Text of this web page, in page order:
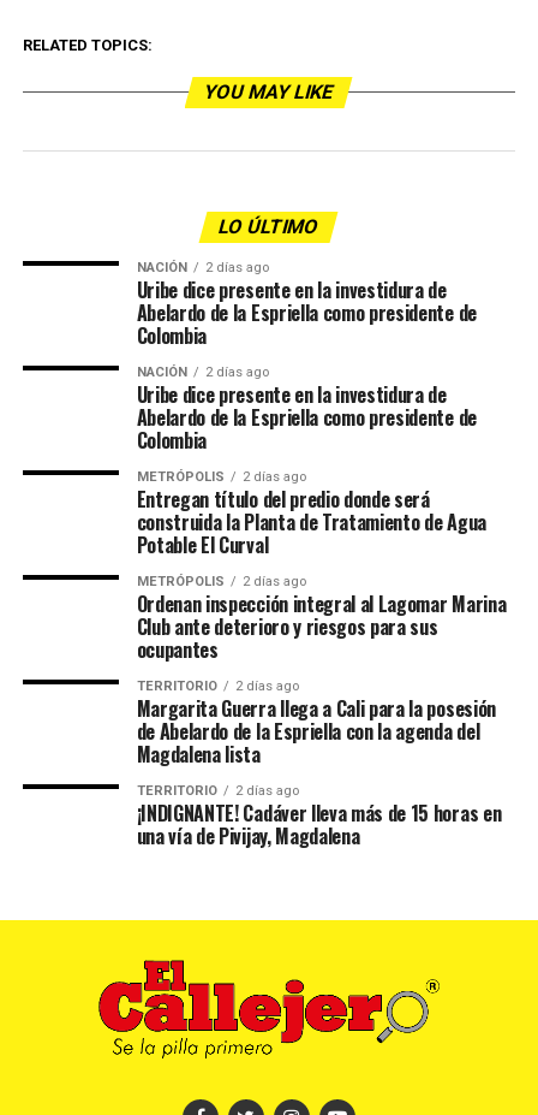
RELATED TOPICS:
YOU MAY LIKE
LO ÚLTIMO
NACIÓN 2 días ago
Uribe dice presente en la investidura de
Abelardo de la Espriella como presidente de
Colombia
NACIÓN 2 días ago
Uribe dice presente en la investidura de
Abelardo de la Espriella como presidente de
Colombia
METRÓPOLIS 2 días ago
Entregan título del predio donde será
construida la Planta de Tratamiento de Agua
Potable El Curval
METRÓPOLIS 2 días ago
Ordenan inspección integral al Lagomar Marina
Club ante deterioro y riesgos para sus
ocupantes
TERRITORIO 2 días ago
Margarita Guerra llega a Cali para la posesión
de Abelardo de la Espriella con la agenda del
Magdalena lista
TERRITORIO 2 días ago
¡INDIGNANTE! Cadáver lleva más de 15 horas en
una vía de Pivijay, Magdalena